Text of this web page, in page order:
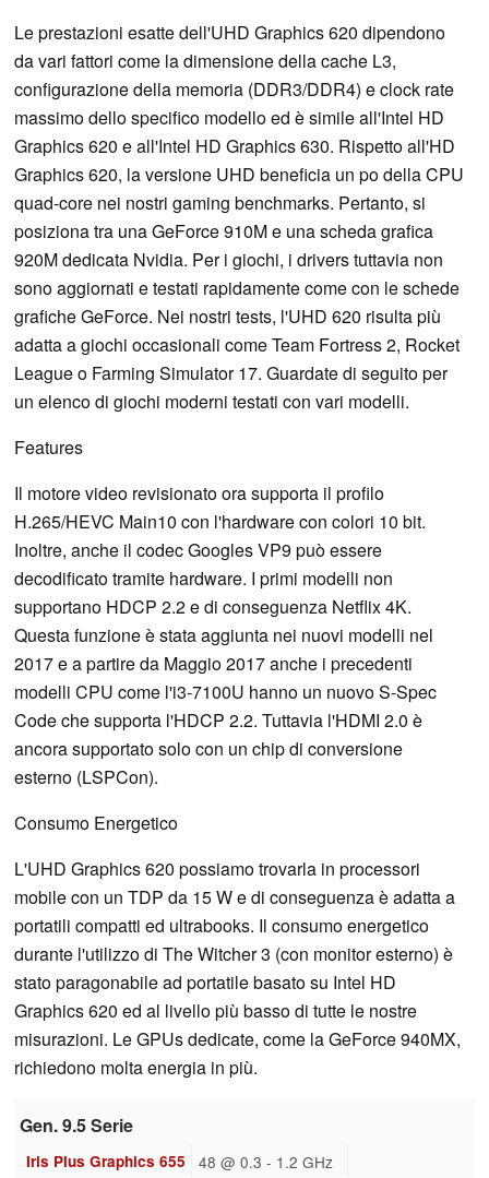
Le prestazioni esatte dell'UHD Graphics 620 dipendono
da vari fattori come la dimensione della cache L3,
configurazione della memoria (DDR3/DDR4) e clock rate
massimo dello specifico modello ed è simile all'Intel HD
Graphics 620 e all'Intel HD Graphics 630. Rispetto all'HD
Graphics 620, la versione UHD beneficia un po della CPU
quad-core nei nostri gaming benchmarks. Pertanto, si
posiziona tra una GeForce 910M e una scheda grafica
920M dedicata Nvidia. Per i giochi, i drivers tuttavia non
sono aggiornati e testati rapidamente come con le schede
grafiche GeForce. Nei nostri tests, l'UHD 620 risulta più
adatta a giochi occasionali come Team Fortress 2, Rocket
League o Farming Simulator 17. Guardate di seguito per
un elenco di giochi moderni testati con vari modelli.
Features
Il motore video revisionato ora supporta il profilo
H.265/HEVC Main10 con l'hardware con colori 10 bit.
Inoltre, anche il codec Googles VP9 può essere
decodificato tramite hardware. I primi modelli non
supportano HDCP 2.2 e di conseguenza Netflix 4K.
Questa funzione è stata aggiunta nei nuovi modelli nel
2017 e a partire da Maggio 2017 anche i precedenti
modelli CPU come l'i3-7100U hanno un nuovo S-Spec
Code che supporta l'HDCP 2.2. Tuttavia l'HDMI 2.0 è
ancora supportato solo con un chip di conversione
esterno (LSPCon).
Consumo Energetico
L'UHD Graphics 620 possiamo trovarla in processori
mobile con un TDP da 15 W e di conseguenza è adatta a
portatili compatti ed ultrabooks. Il consumo energetico
durante l'utilizzo di The Witcher 3 (con monitor esterno) è
stato paragonabile ad portatile basato su Intel HD
Graphics 620 ed al livello più basso di tutte le nostre
misurazioni. Le GPUs dedicate, come la GeForce 940MX,
richiedono molta energia in più.
Gen. 9.5 Serie
Iris Plus Graphics 655 48 @ 0.3 - 1.2 GHz